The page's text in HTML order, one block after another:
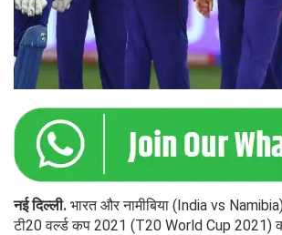
नई दिल्‍ली. भारत और नामीबिया (India vs
टी20 वर्ल्‍ड कप 2021 (T20 World Cup 2021)